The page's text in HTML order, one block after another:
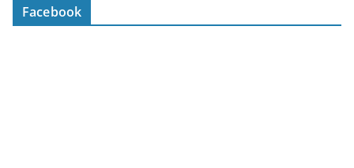
Facebook